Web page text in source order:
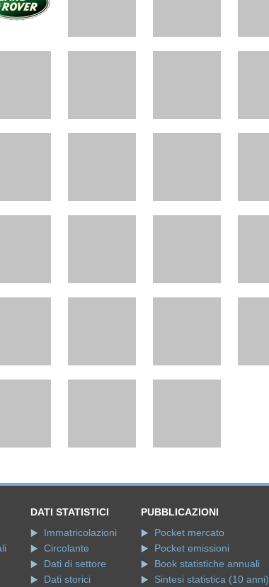
DATI STATISTICI
Immatricolazioni
Circolante
Dati di settore
Dati storici
PUBBLICAZIONI
Pocket mercato
Pocket emissioni
Book statistiche annuali
Sintesi statistica (10 anni)